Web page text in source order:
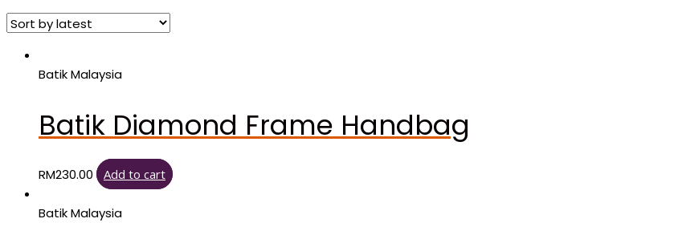
latest
Batik Malaysia
Batik Diamond Frame Handbag
RM230.00 Add to cart
Batik Malaysia